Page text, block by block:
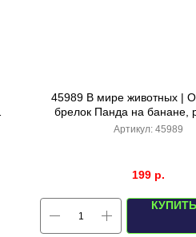
45989 В мире животных |
брелок Панда на банане,
Артикул: 45989
199 р.
КУПИТЬ